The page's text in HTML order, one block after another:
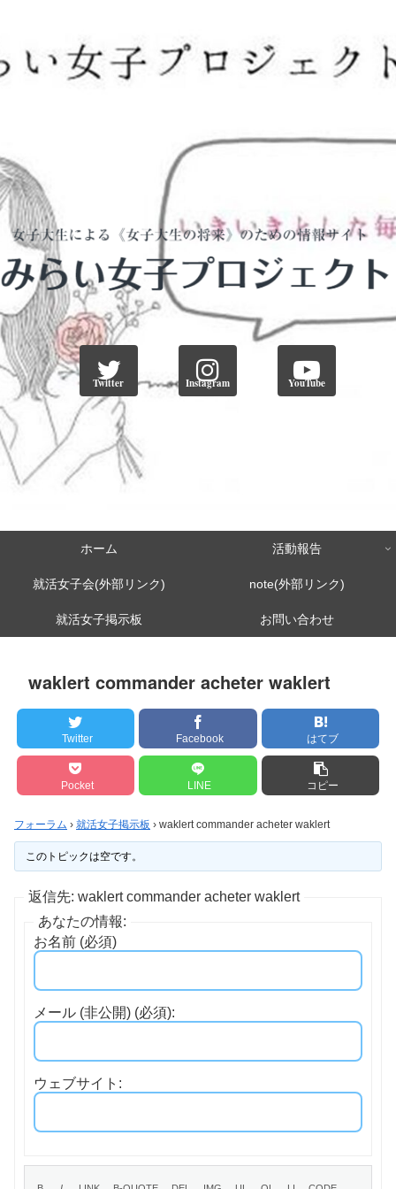
Twitter Instagram YouTube
ホーム 活動報告
就活女子会(外部リンク) note(外部リンク)
就活女子掲示板 お問い合わせ
waklert commander acheter waklert
Twitter Facebook はてブ
Pocket LINE コピー
フォーラム › 就活女子掲示板 › waklert commander acheter waklert
このトピックは空です。
返信先: waklert commander acheter waklert
あなたの情報:
お名前 (必須)
メール (非公開) (必須):
ウェブサイト: